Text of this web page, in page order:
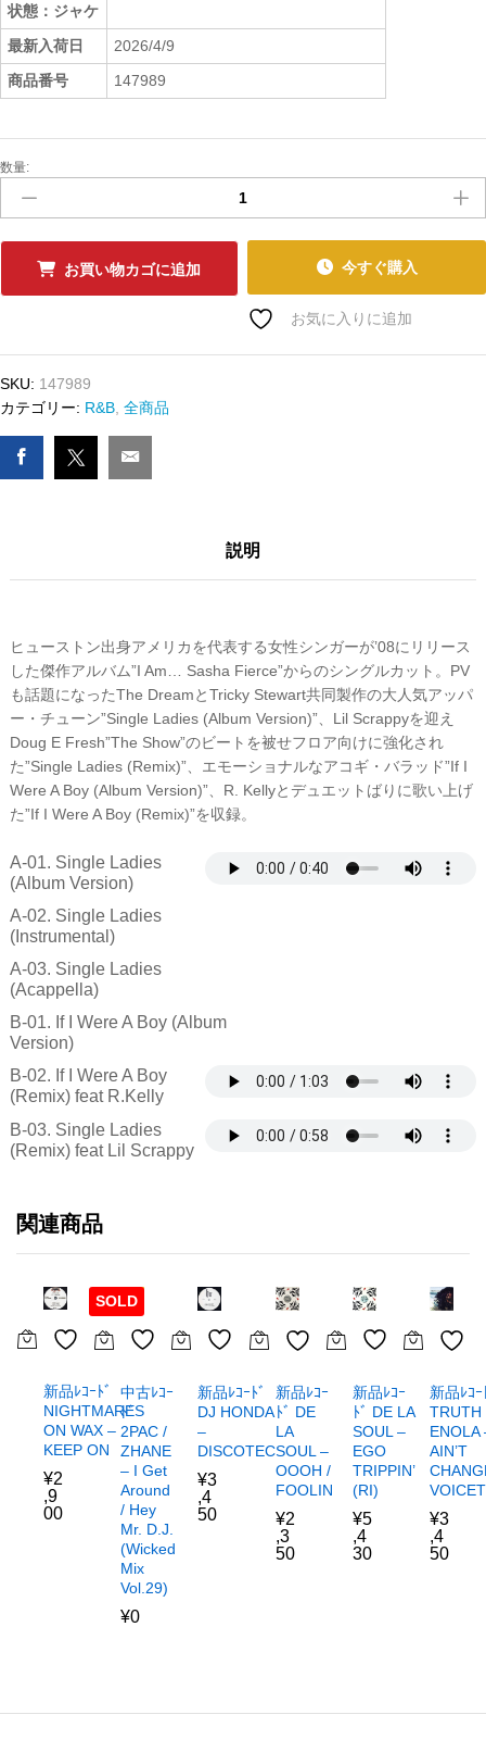
状態：ジャケ
最新入荷日
2026/4/9
商品番号
147989
中
ﾚ
ｺ
ﾄﾞ
LADIES
/
IF
WERE
量
数量:
お買い物カゴに追加 今すぐ購入
お気に入りに追加
SKU: 147989
カテゴリー: R&B 全商品
説明
ヒューストン出身アメリカを代表する女性シンガーが’08にリリース
した傑作アルバム”I Am… Sasha Fierce”からのシングルカット。PV
も話題になったThe DreamとTricky Stewart共同製作の大人気アッパ
ー・チューン”Single Ladies (Album Version)”、Lil Scrappyを迎え
Doug E Fresh”The Show”のビートを被せフロア向けに強化され
た”Single Ladies (Remix)”、エモーショナルなアコギ・バラッド”If I
Were A Boy (Album Version)”、R. Kellyとデュエットばりに歌い上げ
た”If I Were A Boy (Remix)”を収録。
A-01. Single Ladies
(Album Version)
A-02. Single Ladies
(Instrumental)
A-03. Single Ladies
(Acappella)
B-01. If I Were A Boy (Album
Version)
B-02. If I Were A Boy
(Remix) feat R.Kelly
B-03. Single Ladies
(Remix) feat Lil Scrappy
関連商品
新品ﾚｺｰﾄﾞ
NIGHTMARES
ON WAX –
KEEP ON
¥2
,9
00
SOLD
中古ﾚｺｰ
ﾄﾞ
2PAC /
ZHANE
– I Get
Around
/ Hey
Mr. D.J.
(Wicked
Mix
Vol.29)
¥0
新品ﾚｺｰﾄﾞ
DJ HONDA
–
DISCOTEC
¥3
,4
50
新品ﾚｺｰ
ﾄﾞ DE
LA
SOUL –
OOOH /
FOOLIN
¥2
,3
50
新品ﾚｺｰ
ﾄﾞ DE LA
SOUL –
EGO
TRIPPIN’
(RI)
¥5
,4
30
新品ﾚｺｰ
TRUTH
ENOLA
AIN’T
¥3
,4
50